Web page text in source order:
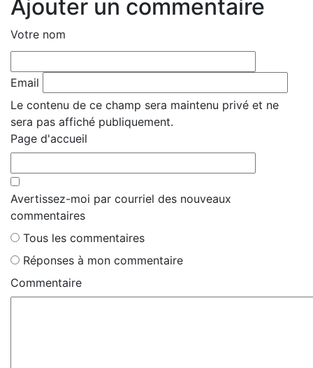
Ajouter un commentaire
Votre nom
Email
Le contenu de ce champ sera maintenu privé et ne
sera pas affiché publiquement.
Page d'accueil
Avertissez-moi par courriel des nouveaux
commentaires
Tous les commentaires
Réponses à mon commentaire
Commentaire